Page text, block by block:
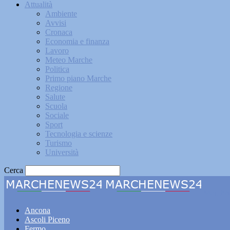
Attualità
Ambiente
Avvisi
Cronaca
Economia e finanza
Lavoro
Meteo Marche
Politica
Primo piano Marche
Regione
Salute
Scuola
Sociale
Sport
Tecnologia e scienze
Turismo
Università
Cerca
Ancona
Ascoli Piceno